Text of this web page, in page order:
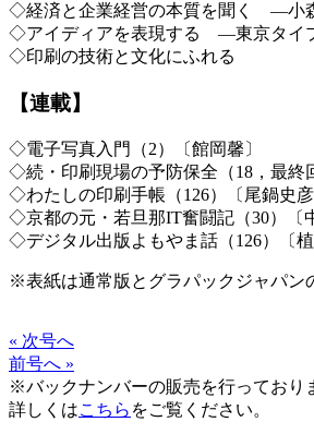
◇経済と企業経営の本質を聞く —小
◇アイディアを表現する —東京タイ
◇印刷の技術と文化にふれる
【連載】
◇電子写真入門（2）〔館岡馨〕
◇続・印刷現場の予防保全（18，最終
◇わたしの印刷手帳（126）〔尾鍋史彦
◇京都の元・若旦那IT奮闘記（30）〔
◇デジタル出版よもやま話（126）〔植
※表紙は通常版とグラパックジャパン
« 次号へ
前号へ »
※バックナンバーの販売を行っており
詳しくはこちら をご覧ください。